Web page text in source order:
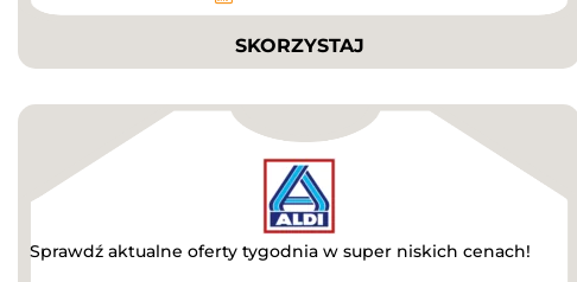
SKORZYSTAJ
Sprawdź aktualne oferty tygodnia w super niskich cenach!